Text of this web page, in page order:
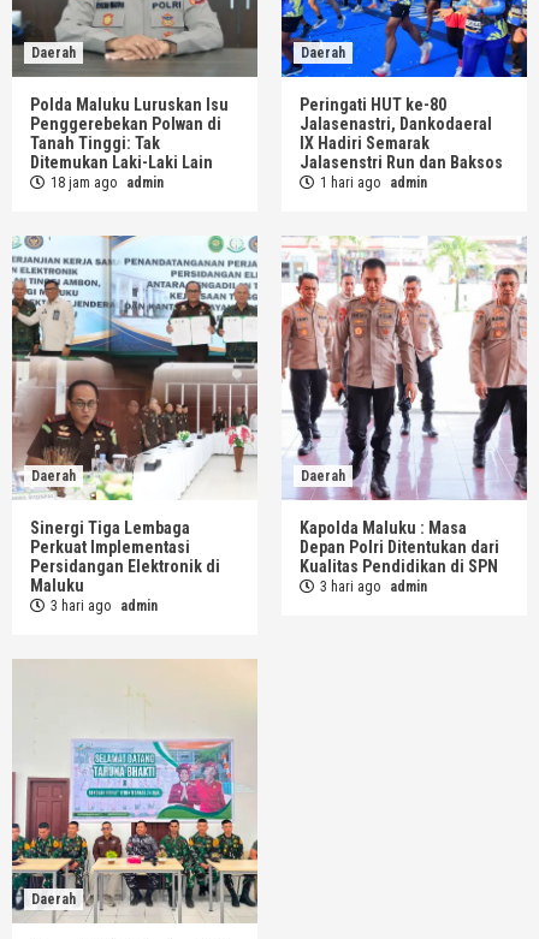
Daerah
Polda Maluku Luruskan Isu
Penggerebekan Polwan di
Tanah Tinggi: Tak
Ditemukan Laki-Laki Lain
18 jam ago admin
Daerah
Peringati HUT ke-80
Jalasenastri, Dankodaeral
IX Hadiri Semarak
Jalasenstri Run dan Baksos
1 hari ago admin
Daerah
Sinergi Tiga Lembaga
Perkuat Implementasi
Persidangan Elektronik di
Maluku
3 hari ago admin
Daerah
Kapolda Maluku : Masa
Depan Polri Ditentukan dari
Kualitas Pendidikan di SPN
3 hari ago admin
Daerah